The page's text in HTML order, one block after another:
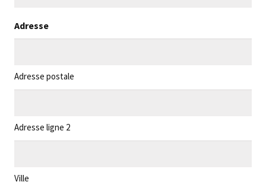
Adresse
Adresse postale
Adresse ligne 2
Ville